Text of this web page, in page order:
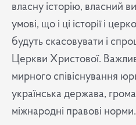
власну історію, власний
умові, що і ці історії і
будуть скасовувати і
Церкви Христової.
мирного співіснування
українська держава,
міжнародні правові норми.